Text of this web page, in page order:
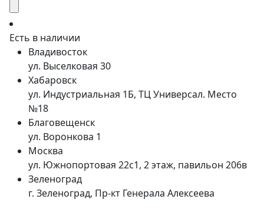
Есть в наличии
Владивосток
ул. Выселковая 30
Хабаровск
ул. Индустриальная 1Б, ТЦ Универсал. Место
№18
Благовещенск
ул. Воронкова 1
Москва
ул. Южнопортовая 22с1, 2 этаж, павильон 206в
Зеленоград
г. Зеленоград, Пр-кт Генерала Алексеева